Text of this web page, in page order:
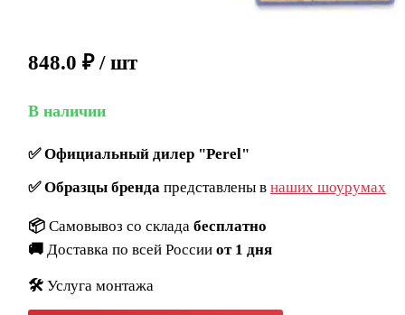
848.0 ₽ / шт
В наличии
✅Официальный дилер "Perel"
✅Образцы брендапредставлены в наших шоурумах
📦 Самовывоз со склада бесплатно
🚚 Доставка по всей России от 1 дня
🛠️ Услуга монтажа